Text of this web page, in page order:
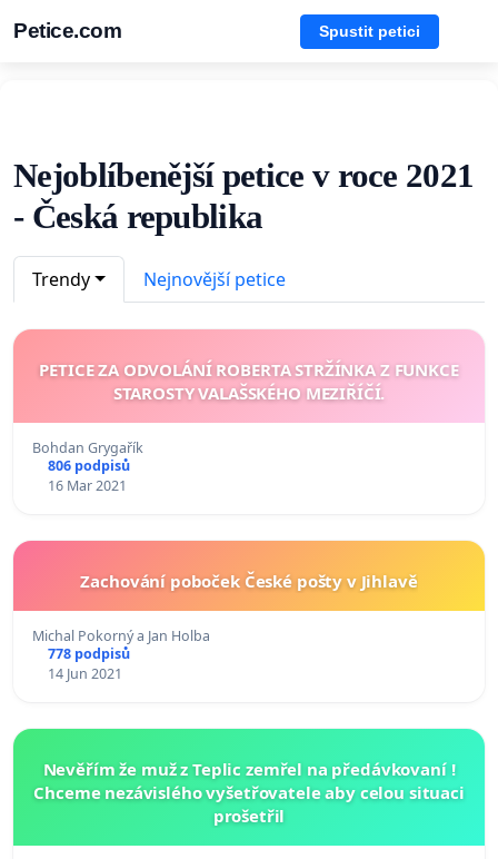
Petice.com Spustit petici
Nejoblíbenější petice v roce 2021
- Česká republika
Trendy Nejnovější petice
PETICE ZA ODVOLÁNÍ ROBERTA STRŽÍNKA Z FUNKCE
STAROSTY VALAŠSKÉHO MEZIŘÍČÍ.
Bohdan Grygařík
806 podpisů
16 Mar 2021
Zachování poboček České pošty v Jihlavě
Michal Pokorný a Jan Holba
778 podpisů
14 Jun 2021
Nevěřím že muž z Teplic zemřel na předávkovaní !
Chceme nezávislého vyšetřovatele aby celou situaci
prošetřil